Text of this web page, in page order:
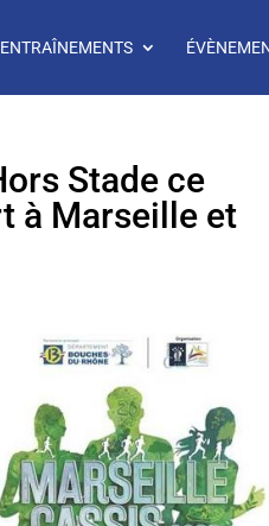
ENTRAÎNEMENTS
Stade ce
à Marseille et